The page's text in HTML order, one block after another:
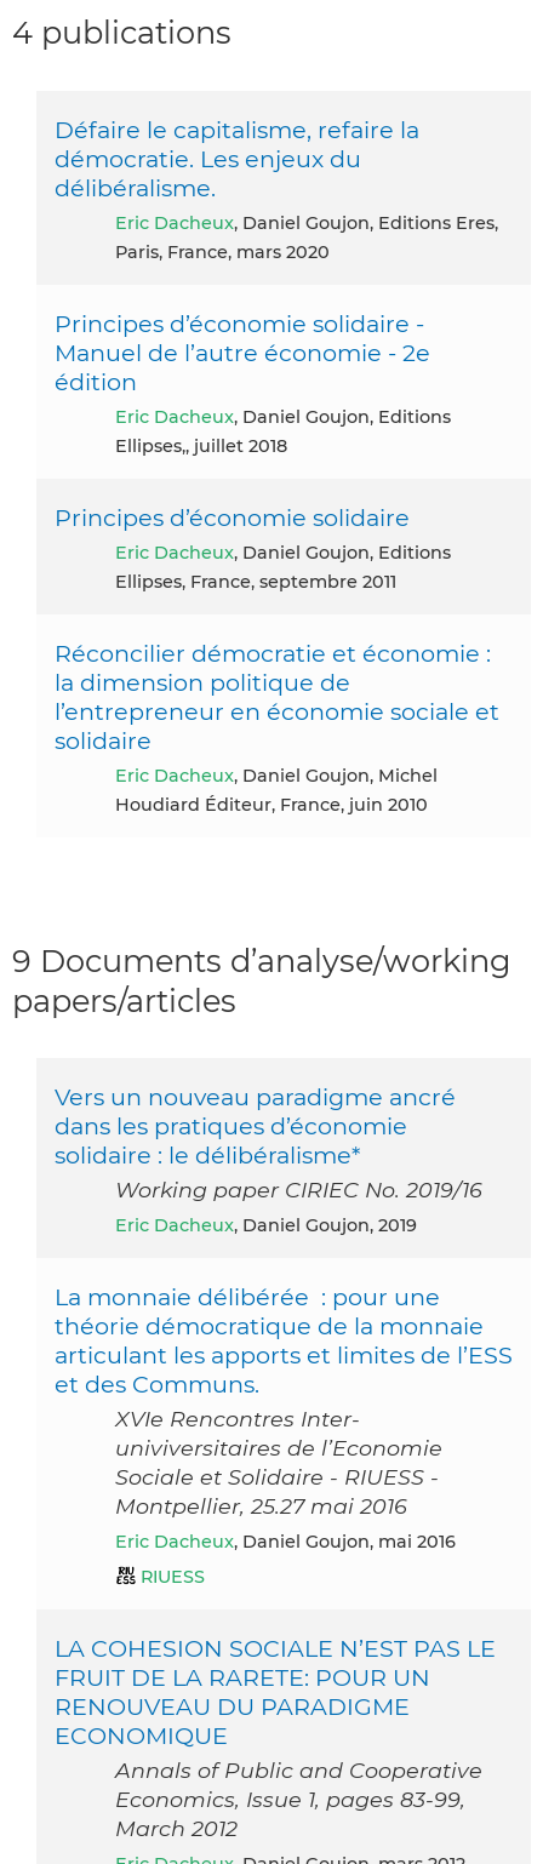
4 publications
Défaire le capitalisme, refaire la
démocratie. Les enjeux du
délibéralisme.
Eric Dacheux, Daniel Goujon, Editions Eres,
Paris, France, mars 2020
Principes d’économie solidaire -
Manuel de l’autre économie - 2e
édition
Eric Dacheux, Daniel Goujon, Editions
Ellipses,, juillet 2018
Principes d’économie solidaire
Eric Dacheux, Daniel Goujon, Editions
Ellipses, France, septembre 2011
Réconcilier démocratie et économie :
la dimension politique de
l’entrepreneur en économie sociale et
solidaire
Eric Dacheux, Daniel Goujon, Michel
Houdiard Éditeur, France, juin 2010
9 Documents d’analyse/working
papers/articles
Vers un nouveau paradigme ancré
dans les pratiques d’économie
solidaire : le délibéralisme*
Working paper CIRIEC No. 2019/16
Eric Dacheux, Daniel Goujon, 2019
La monnaie délibérée : pour une
théorie démocratique de la monnaie
articulant les apports et limites de l’ESS
et des Communs.
XVIe Rencontres Inter-
univiversitaires de l’Economie
Sociale et Solidaire - RIUESS -
Montpellier, 25.27 mai 2016
Eric Dacheux, Daniel Goujon, mai 2016
RIUESS
LA COHESION SOCIALE N’EST PAS LE
FRUIT DE LA RARETE: POUR UN
RENOUVEAU DU PARADIGME
ECONOMIQUE
Annals of Public and Cooperative
Economics, Issue 1, pages 83-99,
March 2012